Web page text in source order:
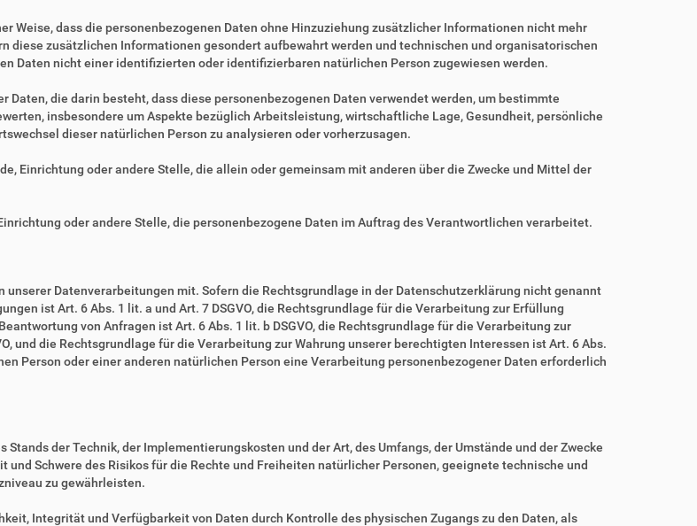
Weise, dass die personenbezogenen Daten ohne Hinzuziehung zusätzlicher Informationen nicht mehr
diese zusätzlichen Informationen gesondert aufbewahrt werden und technischen und organisatorischen
Daten nicht einer identifizierten oder identifizierbaren natürlichen Person zugewiesen werden.
die darin besteht, dass diese personenbezogenen Daten verwendet werden, um bestimmte
insbesondere um Aspekte bezüglich Arbeitsleistung, wirtschaftliche Lage, Gesundheit, persönliche
dieser natürlichen Person zu analysieren oder vorherzusagen.
Einrichtung oder andere Stelle, die allein oder gemeinsam mit anderen über die Zwecke und Mittel der
oder andere Stelle, die personenbezogene Daten im Auftrag des Verantwortlichen verarbeitet.
unserer Datenverarbeitungen mit. Sofern die Rechtsgrundlage in der Datenschutzerklärung nicht genannt
ist Art. 6 Abs. 1 lit. a und Art. 7 DSGVO, die Rechtsgrundlage für die Verarbeitung zur Erfüllung
von Anfragen ist Art. 6 Abs. 1 lit. b DSGVO, die Rechtsgrundlage für die Verarbeitung zur
und die Rechtsgrundlage für die Verarbeitung zur Wahrung unserer berechtigten Interessen ist Art. 6 Abs.
Person oder einer anderen natürlichen Person eine Verarbeitung personenbezogener Daten erforderlich
der Technik, der Implementierungskosten und der Art, des Umfangs, der Umstände und der Zwecke
Schwere des Risikos für die Rechte und Freiheiten natürlicher Personen, geeignete technische und
zu gewährleisten.
Integrität und Verfügbarkeit von Daten durch Kontrolle des physischen Zugangs zu den Daten, als